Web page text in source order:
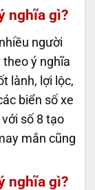
nghĩa gì?
người
ý nghĩa
lành, lợi lộc,
biển số xe
số 8 tạo
mắn cũng
nghĩa gì?